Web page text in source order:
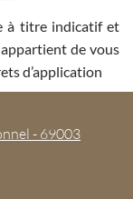
à titre indicatif et
de vous
d’application
- 69003